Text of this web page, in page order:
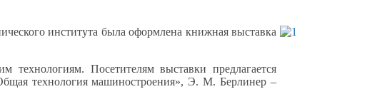
института была оформлена книжная выставка
технологиям. Посетителям выставки предлагается
технология машиностроения», Э. М. Берлинер –